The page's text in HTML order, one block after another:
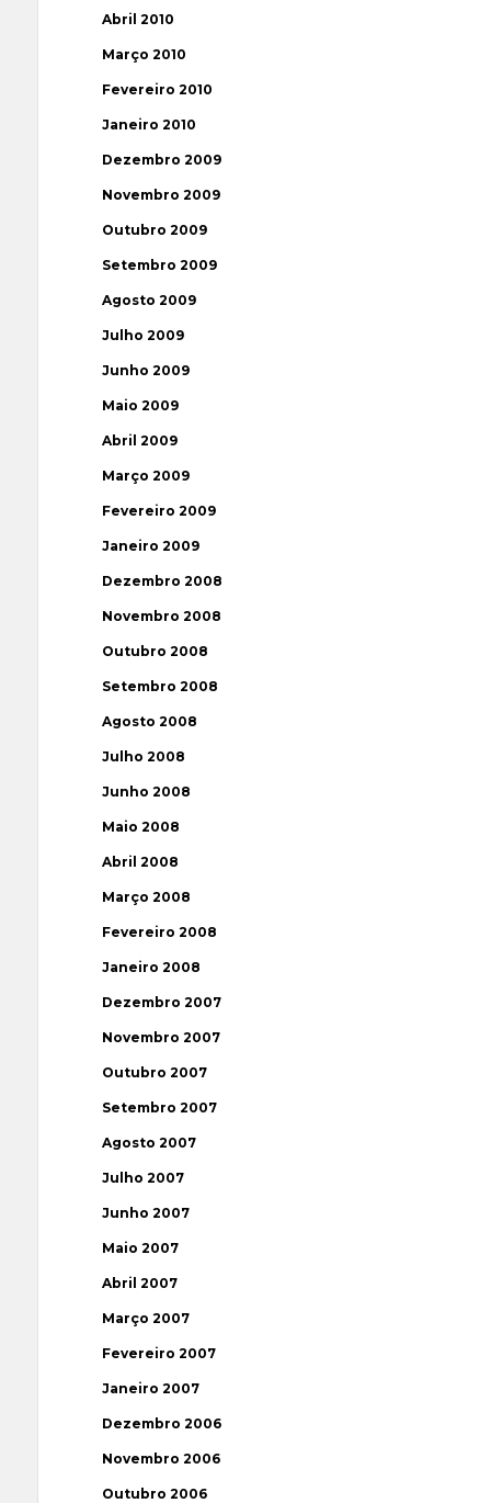
Abril 2010
Março 2010
Fevereiro 2010
Janeiro 2010
Dezembro 2009
Novembro 2009
Outubro 2009
Setembro 2009
Agosto 2009
Julho 2009
Junho 2009
Maio 2009
Abril 2009
Março 2009
Fevereiro 2009
Janeiro 2009
Dezembro 2008
Novembro 2008
Outubro 2008
Setembro 2008
Agosto 2008
Julho 2008
Junho 2008
Maio 2008
Abril 2008
Março 2008
Fevereiro 2008
Janeiro 2008
Dezembro 2007
Novembro 2007
Outubro 2007
Setembro 2007
Agosto 2007
Julho 2007
Junho 2007
Maio 2007
Abril 2007
Março 2007
Fevereiro 2007
Janeiro 2007
Dezembro 2006
Novembro 2006
Outubro 2006